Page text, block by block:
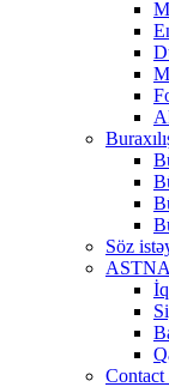
Söz
ASTNA
Contact